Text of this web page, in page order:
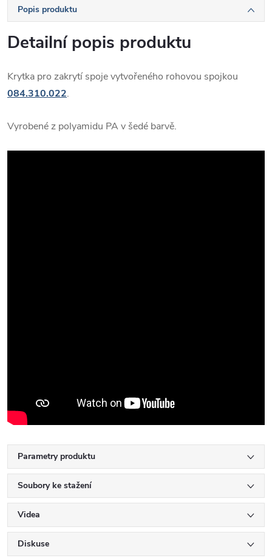
Popis produktu
Detailní popis produktu
Krytka pro zakrytí spoje vytvořeného rohovou spojkou
084.310.022.
Vyrobené z polyamidu PA v šedé barvě.
Parametry produktu
Soubory ke stažení
Videa
Diskuse